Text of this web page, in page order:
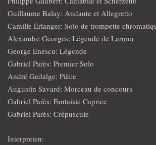
Guillaume Balay: Andante et Allegretto
Camille Erlanger: Solo de trompette
Alexandre Georges: Légende de Larmor
George Enescu: Légende
Gabriel Parès: Premier Solo
André Gedalge: Pièce
Augustin Savard: Morceau de concours
Gabriel Parès: Fantaisie Caprice
Gabriel Parès: Crépuscule
Interpreten: